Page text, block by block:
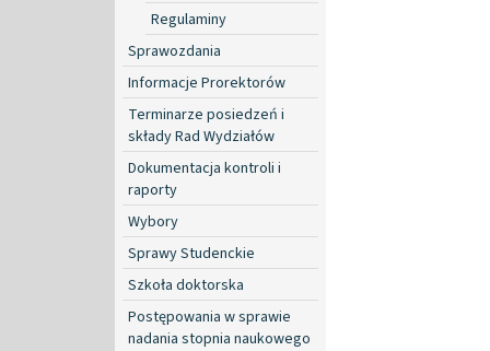
Regulaminy
Sprawozdania
Informacje Prorektorów
Terminarze posiedzeń i
składy Rad Wydziałów
Dokumentacja kontroli i
raporty
Wybory
Sprawy Studenckie
Szkoła doktorska
Postępowania w sprawie
nadania stopnia naukowego